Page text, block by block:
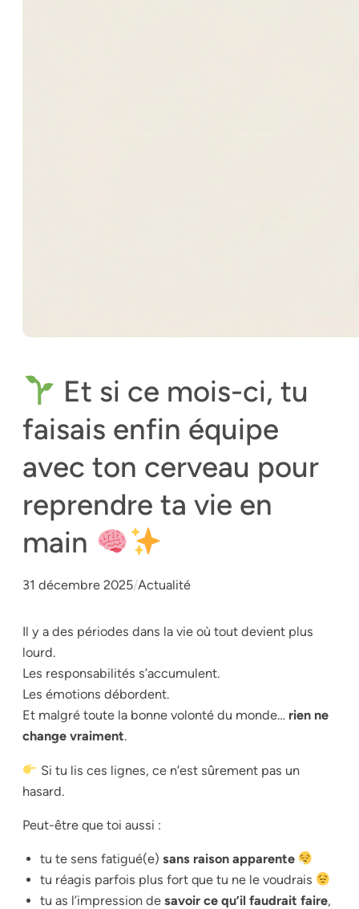
Et si ce mois-ci, tu
faisais enfin équipe
avec ton cerveau pour
reprendre ta vie en
main
31 décembre 2025/Actualité
Il y a des périodes dans la vie où tout devient plus
lourd.
Les responsabilités s’accumulent.
Les émotions débordent.
Et malgré toute la bonne volonté du monde… rien ne
change vraiment.
Si tu lis ces lignes, ce n’est sûrement pas un
hasard.
Peut-être que toi aussi :
tu te sens fatigué(e) sans raison apparente
tu réagis parfois plus fort que tu ne le voudrais
tu as l’impression de savoir ce qu’il faudrait faire,